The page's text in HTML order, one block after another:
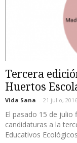
Tercera
Huertos
Vida Sana - 21 julio, 2016
El pasado 15 de julio
candidaturas a la
Educativos